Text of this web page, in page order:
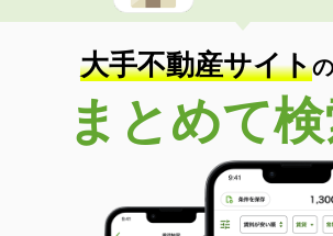
大手不動産サイトの
まとめて検